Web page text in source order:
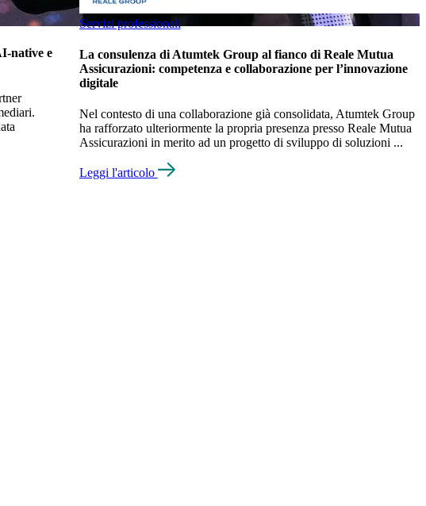
native e
Servizi professionali
La consulenza di Atumtek Group al fianco di Reale Mutua
Assicurazioni: competenza e collaborazione per l’innovazione
digitale
Nel contesto di una collaborazione già consolidata, Atumtek Group
ha rafforzato ulteriormente la propria presenza presso Reale Mutua
Assicurazioni in merito ad un progetto di sviluppo di soluzioni ...
Leggi l'articolo